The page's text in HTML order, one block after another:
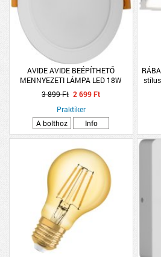
AVIDE AVIDE BEÉPÍTHETŐ
MENNYEZETI LÁMPA LED 18W
1900LM 3000K WW KEREK
MŰANYAG
3 899 Ft 2 699 Ft
Praktiker
A bolthoz
Info